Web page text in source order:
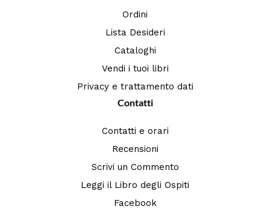
Ordini
Lista Desideri
Cataloghi
Vendi i tuoi libri
Privacy e trattamento dati
Contatti
Contatti e orari
Recensioni
Scrivi un Commento
Leggi il Libro degli Ospiti
Facebook